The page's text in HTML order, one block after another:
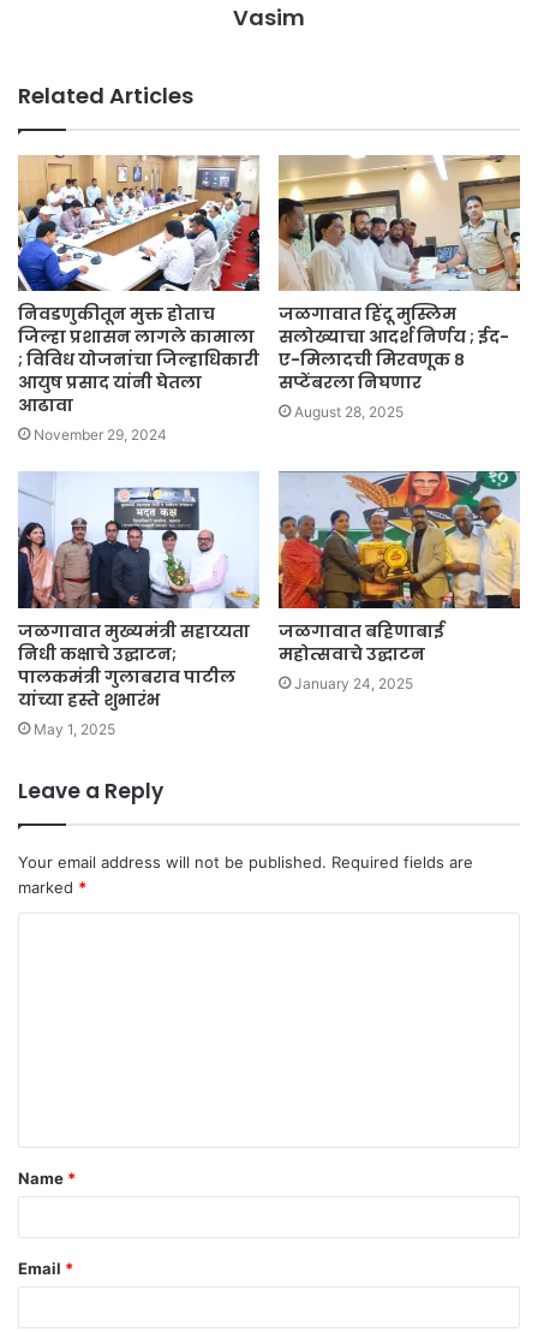
Vasim
Related Articles
निवडणुकीतून मुक्त होताच
जिल्हा प्रशासन लागले कामाला
; विविध योजनांचा जिल्हाधिकारी
आयुष प्रसाद यांनी घेतला
आढावा
November 29, 2024
जळगावात हिंदू मुस्लिम
सलोख्याचा आदर्श निर्णय ; ईद-
ए-मिलादची मिरवणूक ८
सप्टेंबरला निघणार
August 28, 2025
जळगावात मुख्यमंत्री सहाय्यता
निधी कक्षाचे उद्घाटन;
पालकमंत्री गुलाबराव पाटील
यांच्या हस्ते शुभारंभ
May 1, 2025
जळगावात बहिणाबाई
महोत्सवाचे उद्घाटन
January 24, 2025
Leave a Reply
Your email address will not be published. Required fields are
marked *
t
*
Name *
Email *